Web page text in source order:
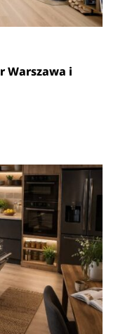
Warszawa i